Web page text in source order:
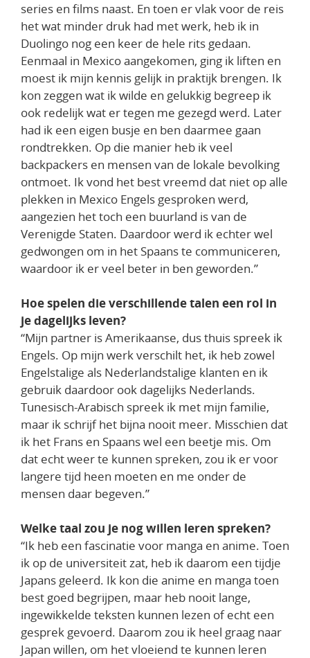
series en films naast. En toen er vlak voor de reis
het wat minder druk had met werk, heb ik in
Duolingo nog een keer de hele rits gedaan.
Eenmaal in Mexico aangekomen, ging ik liften en
moest ik mijn kennis gelijk in praktijk brengen. Ik
kon zeggen wat ik wilde en gelukkig begreep ik
ook redelijk wat er tegen me gezegd werd. Later
had ik een eigen busje en ben daarmee gaan
rondtrekken. Op die manier heb ik veel
backpackers en mensen van de lokale bevolking
ontmoet. Ik vond het best vreemd dat niet op alle
plekken in Mexico Engels gesproken werd,
aangezien het toch een buurland is van de
Verenigde Staten. Daardoor werd ik echter wel
gedwongen om in het Spaans te communiceren,
waardoor ik er veel beter in ben geworden.”
Hoe spelen die verschillende talen een rol in
je dagelijks leven?
“Mijn partner is Amerikaanse, dus thuis spreek ik
Engels. Op mijn werk verschilt het, ik heb zowel
Engelstalige als Nederlandstalige klanten en ik
gebruik daardoor ook dagelijks Nederlands.
Tunesisch-Arabisch spreek ik met mijn familie,
maar ik schrijf het bijna nooit meer. Misschien dat
ik het Frans en Spaans wel een beetje mis. Om
dat echt weer te kunnen spreken, zou ik er voor
langere tijd heen moeten en me onder de
mensen daar begeven.”
Welke taal zou je nog willen leren spreken?
“Ik heb een fascinatie voor manga en anime. Toen
ik op de universiteit zat, heb ik daarom een tijdje
Japans geleerd. Ik kon die anime en manga toen
best goed begrijpen, maar heb nooit lange,
ingewikkelde teksten kunnen lezen of echt een
gesprek gevoerd. Daarom zou ik heel graag naar
Japan willen, om het vloeiend te kunnen leren